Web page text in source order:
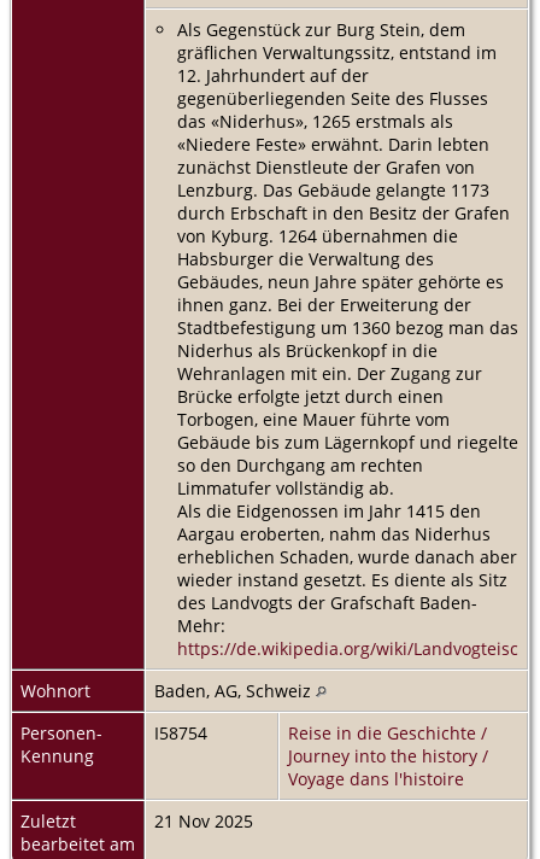
Als Gegenstück zur Burg Stein, dem
gräflichen Verwaltungssitz, entstand im
12. Jahrhundert auf der
gegenüberliegenden Seite des Flusses
das «Niderhus», 1265 erstmals als
«Niedere Feste» erwähnt. Darin lebten
zunächst Dienstleute der Grafen von
Lenzburg. Das Gebäude gelangte 1173
durch Erbschaft in den Besitz der Grafen
von Kyburg. 1264 übernahmen die
Habsburger die Verwaltung des
Gebäudes, neun Jahre später gehörte es
ihnen ganz. Bei der Erweiterung der
Stadtbefestigung um 1360 bezog man das
Niderhus als Brückenkopf in die
Wehranlagen mit ein. Der Zugang zur
Brücke erfolgte jetzt durch einen
Torbogen, eine Mauer führte vom
Gebäude bis zum Lägernkopf und riegelte
so den Durchgang am rechten
Limmatufer vollständig ab.
Als die Eidgenossen im Jahr 1415 den
Aargau eroberten, nahm das Niderhus
erheblichen Schaden, wurde danach aber
wieder instand gesetzt. Es diente als Sitz
des Landvogts der Grafschaft Baden-
Mehr:
https://de.wikipedia.org/wiki/
Wohnort
Baden, AG, Schweiz
Personen-
Kennung
I58754
Reise in die Geschichte /
Journey into the history /
Voyage dans l'histoire
Zuletzt
bearbeitet am
21 Nov 2025